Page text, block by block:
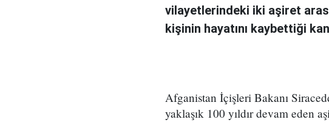
vilayetlerindeki iki aşiret
kişinin hayatını kaybettiği
Afganistan İçişleri Bakanı
yaklaşık 100 yıldır devam eden